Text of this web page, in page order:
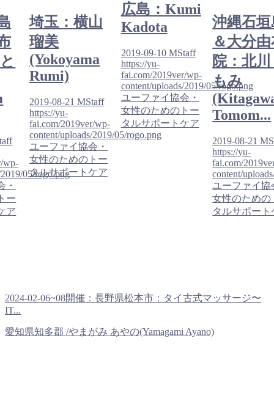
wp-
05/rogo.png
・
ー
ア
埼玉：横山
瑠美
(Yokoyama
Rumi)
2019-08-21 MStaff
https://yu-
fai.com/2019ver/wp-
content/uploads/2019/05/rogo.png
ユーファイ協会・
女性のためのトー
タルサポートケア
広島：Kumi
Kadota
2019-09-10 MStaff
https://yu-
fai.com/2019ver/wp-
content/uploads/2019/05/rogo.png
ユーファイ協会・
女性のためのトー
タルサポートケア
沖縄石
＆大分
院：北
もみ
Tomom...
2019-08-21
https://yu-
fai.com/
content/
ユーファイ協
女性のための
タルサポート
2024-02-06~08開催：長野県松本市：タイ古式マッサージ〜
IT...
愛知県知多郡 /やまがみ あやの(Yamagami Ayano)